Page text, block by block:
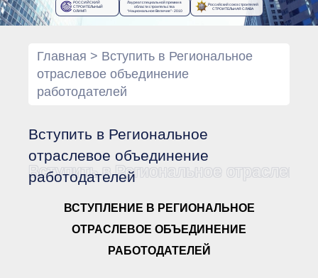
● Архив
Протоколы органов управления
документы
● Сбор предложений во
внутренние документы
Реестры Ассоциации
● Реестр членов
Ассоциации
РОССИЙСКИЙ
СТРОИТЕЛЬНЫЙ
ОЛИМП
Лауреат специальной премии в
области строительства
“Национальное Величие”- 2010
Российский союз строителей
СТРОИТЕЛЬНАЯ СЛАВА
Главная > Вступить в Региональное
отраслевое объединение
работодателей
Вступить в Региональное
отраслевое объединение
работодателей
Вступить в Региональное
ВСТУПЛЕНИЕ В РЕГИОНАЛЬНОЕ
ОТРАСЛЕВОЕ ОБЪЕДИНЕНИЕ
РАБОТОДАТЕЛЕЙ